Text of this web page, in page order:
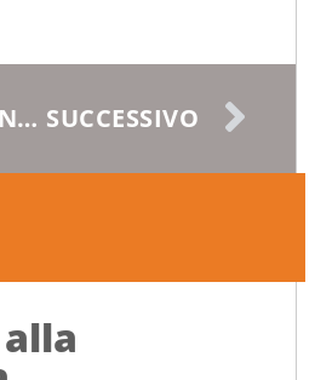
PRECEDENTE SUCCESSIVO